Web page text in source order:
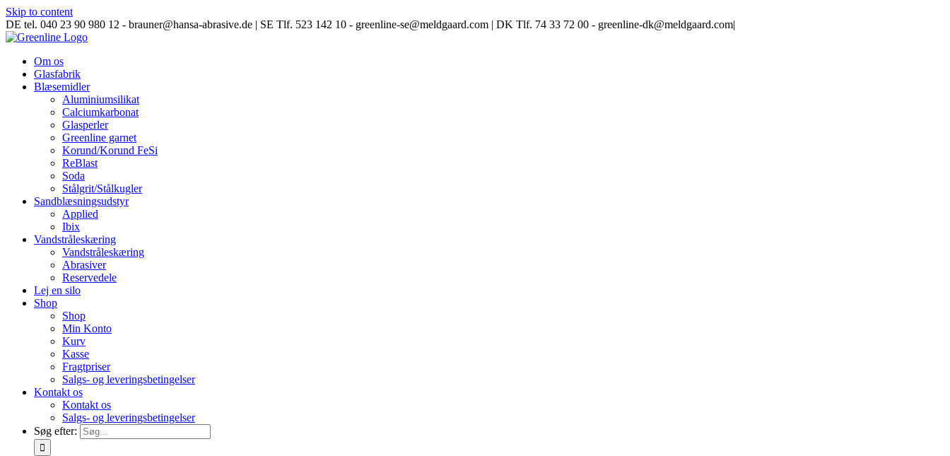
Skip to content
DE tel. 040 23 90 980 12 - brauner@hansa-abrasive.de | SE Tlf. 523 142 10 - greenline-se@meldgaard.com | DK Tlf. 74 33 72 00 - greenline-dk@meldgaard.com|
Om os
Glasfabrik
Blæsemidler
Aluminiumsilikat
Calciumkarbonat
Glasperler
Greenline garnet
Korund/Korund FeSi
ReBlast
Soda
Stålgrit/Stålkugler
Sandblæsningsudstyr
Applied
Ibix
Vandstråleskæring
Vandstråleskæring
Abrasiver
Reservedele
Lej en silo
Shop
Shop
Min Konto
Kurv
Kasse
Fragtpriser
Salgs- og leveringsbetingelser
Kontakt os
Kontakt os
Salgs- og leveringsbetingelser
Søg efter: